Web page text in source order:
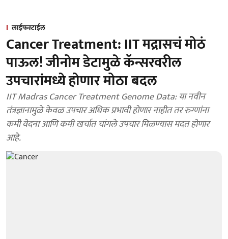
लाईफस्टाईल
Cancer Treatment: IIT मद्रासचं मोठं
पाऊल! जीनोम डेटामुळे कॅन्सरवरील
उपचारांमध्ये होणार मोठा बदल
IIT Madras Cancer Treatment Genome Data: या नवीन
तंत्रज्ञानामुळे केवळ उपचार अधिक प्रभावी होणार नाहीत तर रुग्णांना
कमी वेदना आणि कमी खर्चात चांगले उपचार मिळण्यास मदत होणार
आहे.